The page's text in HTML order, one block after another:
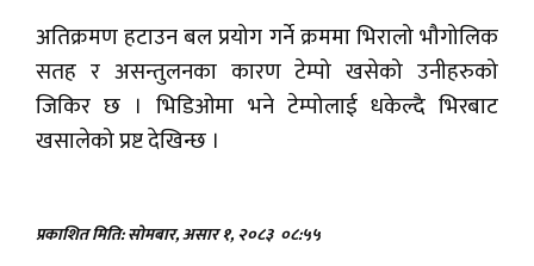
अतिक्रमण हटाउन बल प्रयोग गर्ने क्रममा भिरालो भौगोलिक
सतह र असन्तुलनका कारण टेम्पो खसेको उनीहरुको
जिकिर छ । भिडिओमा भने टेम्पोलाई धकेल्दै भिरबाट
खसालेको प्रष्ट देखिन्छ ।
प्रकाशित मिति: सोमबार, असार १, २०८३ ०८:५५